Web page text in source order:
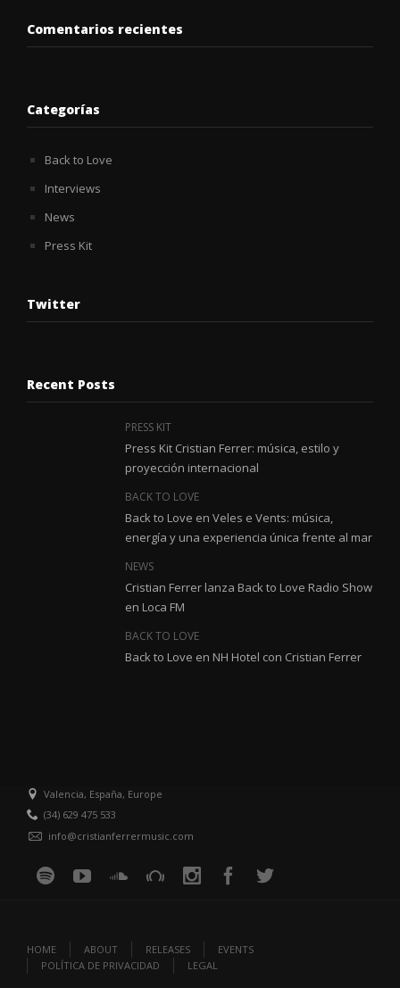
Comentarios recientes
Categorías
Back to Love
Interviews
News
Press Kit
Twitter
Recent Posts
PRESS KIT
Press Kit Cristian Ferrer: música, estilo y
proyección internacional
BACK TO LOVE
Back to Love en Veles e Vents: música,
energía y una experiencia única frente al mar
NEWS
Cristian Ferrer lanza Back to Love Radio Show
en Loca FM
BACK TO LOVE
Back to Love en NH Hotel con Cristian Ferrer
Valencia, España, Europe
(34) 629 475 533
info@cristianferrermusic.com
HOME ABOUT RELEASES
EVENTS
POLÍTICA DE PRIVACIDAD
LEGAL